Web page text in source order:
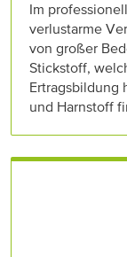
Im
verlustarme
von großer
Stickstoff,
Ertragsbildung
und Harnstoff